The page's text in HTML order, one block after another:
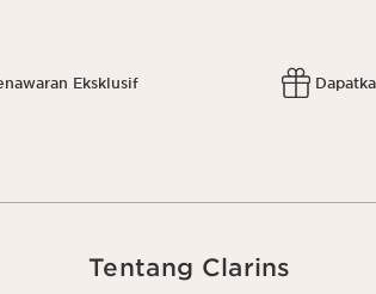
Eksklusif
Tentang Clarins